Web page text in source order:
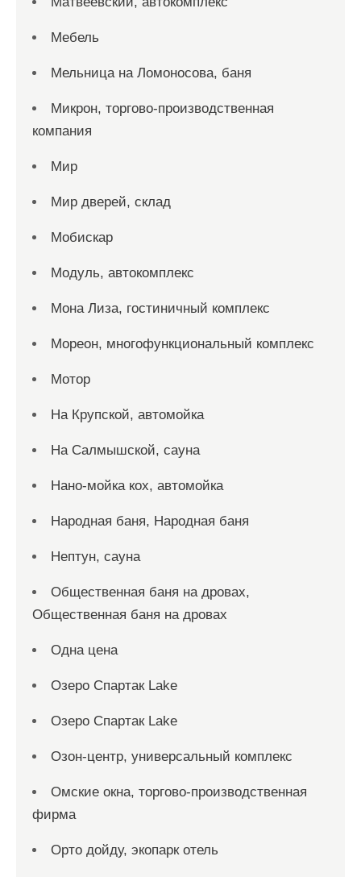
Мебель
Мельница на Ломоносова, баня
Микрон, торгово-производственная
компания
Мир
Мир дверей, склад
Мобискар
Модуль, автокомплекс
Мона Лиза, гостиничный комплекс
Мореон, многофункциональный комплекс
Мотор
На Крупской, автомойка
На Салмышской, сауна
Нано-мойка кох, автомойка
Народная баня, Народная баня
Нептун, сауна
Общественная баня на дровах,
Общественная баня на дровах
Одна цена
Озеро Спартак Lake
Озеро Спартак Lake
Озон-центр, универсальный комплекс
Омские окна, торгово-производственная
фирма
Орто дойду, экопарк отель